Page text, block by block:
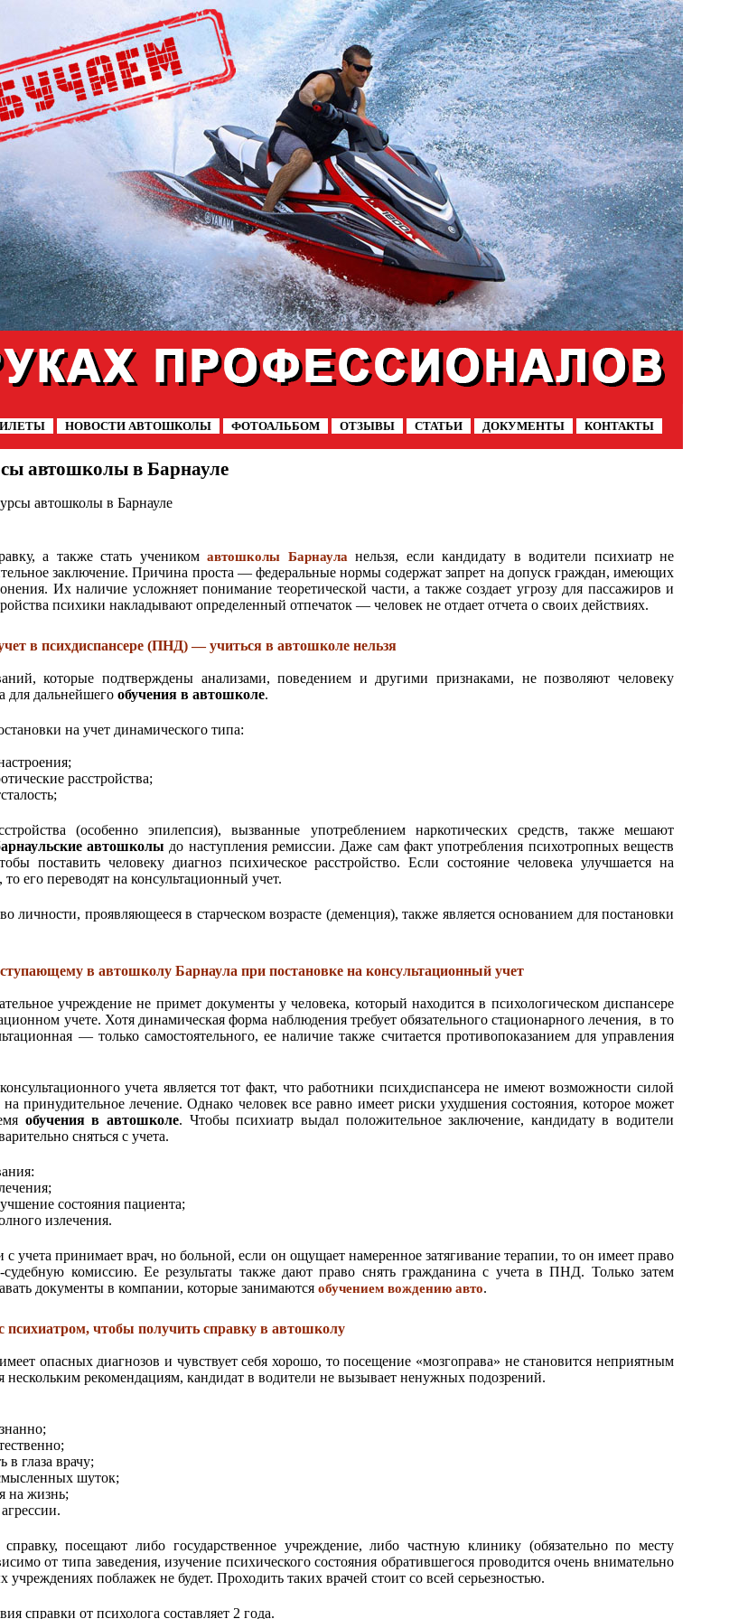
НОВОСТИ АВТОШКОЛЫ ФОТОАЛЬБОМ ОТЗЫВЫ СТАТЬИ ДОКУМЕНТЫ КОНТАКТЫ
автошколы в Барнауле
автошколы в Барнауле
а также стать учеником автошколы Барнаула нельзя, если кандидату в водители психиатр не
заключение. Причина проста — федеральные нормы содержат запрет на допуск граждан, имеющих
Их наличие усложняет понимание теоретической части, а также создает угрозу для пассажиров и
психики накладывают определенный отпечаток — человек не отдает отчета о своих действиях.
в психдиспансере (ПНД) — учиться в автошколе нельзя
которые подтверждены анализами, поведением и другими признаками, не позволяют человеку
для дальнейшего обучения в автошколе.
на учет динамического типа:
расстройства;
(особенно эпилепсия), вызванные употреблением наркотических средств, также мешают
автошколы до наступления ремиссии. Даже сам факт употребления психотропных веществ
поставить человеку диагноз психическое расстройство. Если состояние человека улучшается на
его переводят на консультационный учет.
личности, проявляющееся в старческом возрасте (деменция), также является основанием для постановки
в автошколу Барнаула при постановке на консультационный учет
учреждение не примет документы у человека, который находится в психологическом диспансере
учете. Хотя динамическая форма наблюдения требует обязательного стационарного лечения, в то
— только самостоятельного, ее наличие также считается противопоказанием для управления
учета является тот факт, что работники психдиспансера не имеют возможности силой
на принудительное лечение. Однако человек все равно имеет риски ухудшения состояния, которое может
обучения в автошколе. Чтобы психиатр выдал положительное заключение, кандидату в водители
сняться с учета.
состояния пациента;
излечения.
с учета принимает врач, но больной, если он ощущает намеренное затягивание терапии, то он имеет право
судебную комиссию. Ее результаты также дают право снять гражданина с учета в ПНД. Только затем
документы в компании, которые занимаются обучением вождению авто.
психиатром, чтобы получить справку в автошколу
опасных диагнозов и чувствует себя хорошо, то посещение «мозгоправа» не становится неприятным
нескольким рекомендациям, кандидат в водители не вызывает ненужных подозрений.
глаза врачу;
шуток;
на жизнь;
посещают либо государственное учреждение, либо частную клинику (обязательно по месту
от типа заведения, изучение психического состояния обратившегося проводится очень внимательно
поблажек не будет. Проходить таких врачей стоит со всей серьезностью.
справки от психолога составляет 2 года.